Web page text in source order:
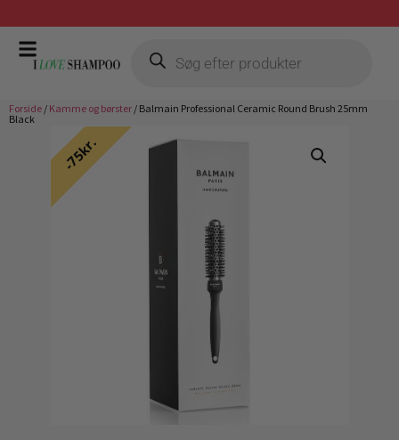
Gratis fragt ved køb over 399,-
Forside / Kamme og børster / Balmain Professional Ceramic Round Brush 25mm
Black
75kr.